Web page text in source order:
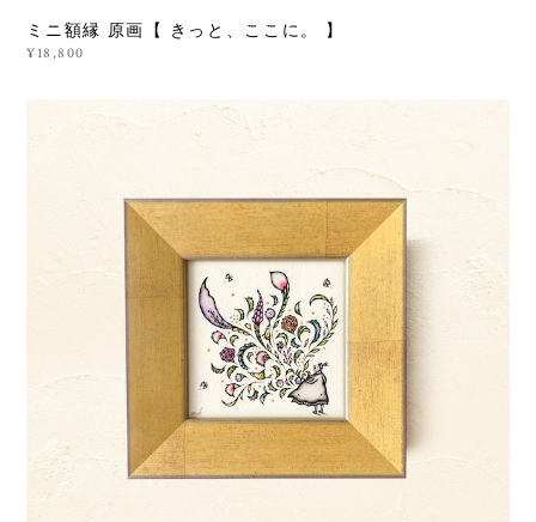
ミニ額縁 原画【 きっと、ここに。 】
¥18,800